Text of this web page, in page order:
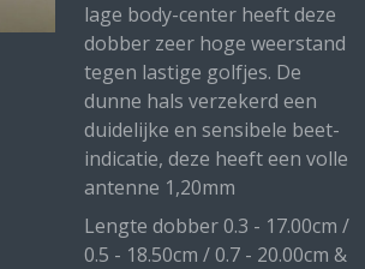
lage body-center heeft deze
dobber zeer hoge weerstand
tegen lastige golfjes. De
dunne hals verzekerd een
duidelijke en sensibele beet-
indicatie, deze heeft een volle
antenne 1,20mm
Lengte dobber 0.3 - 17.00cm /
0.5 - 18.50cm / 0.7 - 20.00cm &